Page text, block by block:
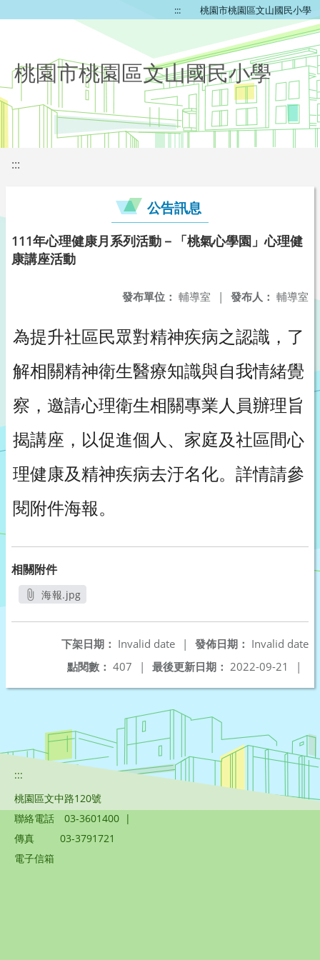
::: 桃園市桃園區文山國民小學
桃園市桃園區文山國民小學
:::
公告訊息
111年心理健康月系列活動－「桃氣心學園」心理健
康講座活動
發布人： 輔導室
發布單位： 輔導室 |
為提升社區民眾對精神疾病之認識，了
解相關精神衛生醫療知識與自我情緒覺
察，邀請心理衛生相關專業人員辦理旨
揭講座，以促進個人、家庭及社區間心
理健康及精神疾病去汙名化。詳情請參
閱附件海報。
相關附件
海報.jpg
發佈日期： Invalid date
下架日期： Invalid date
|
最後更新日期： 2022-09-21 |
點閱數： 407 |
:::
桃園區文中路120號
聯絡電話
03-3601400 |
傳真
03-3791721
電子信箱